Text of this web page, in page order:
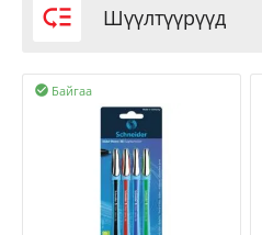
 Шүүлтүүрүүд
Байгаа
